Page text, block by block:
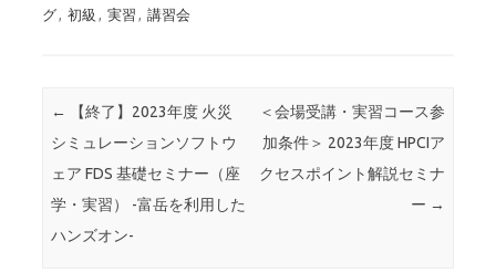
グ, 初級 , 実習 , 講習会
投稿ナビゲーション
←
【終了】2023年度 火災
シミュレーションソフトウ
ェア FDS 基礎セミナー（座
学・実習） -富岳を利用した
ハンズオン-
＜会場受講・実習コース参
加条件＞ 2023年度 HPCIア
クセスポイント解説セミナ
ー →